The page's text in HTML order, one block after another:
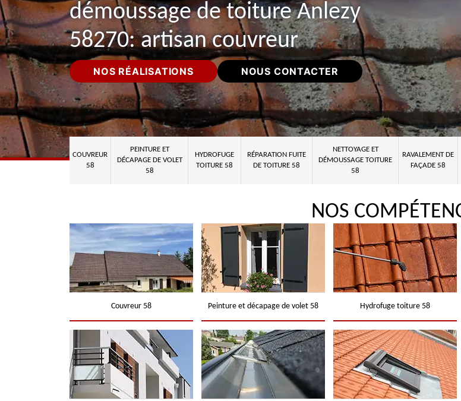
démoussage de toiture Anlezy
58270: artisan couvreur
NOS RÉALISATIONS NOUS CONTACTER
COUVREUR
58
PEINTURE ET
DÉCAPAGE DE VOLET
58
HYDROFUGE
TOITURE 58
RÉPARATION FUITE
DE TOITURE 58
NETTOYAGE ET
DÉMOUSSAGE TOITURE
58
RAVALEMENT DE
FAÇADE 58
NOS
Couvreur 58 Peinture et décapage de volet 58 Hydrofuge toiture 58